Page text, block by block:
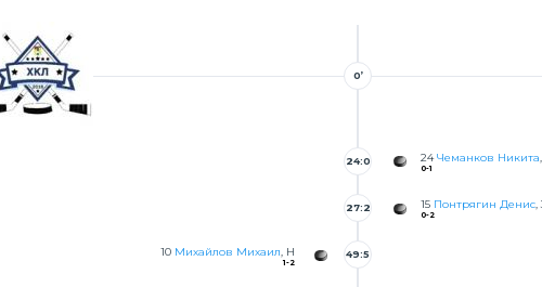
0’
24Чеманков Никита
0-1
24:0
15 Понтрягин Денис,
0-2
27:2
10 Михайлов Михаил, Н
1-2
49:5